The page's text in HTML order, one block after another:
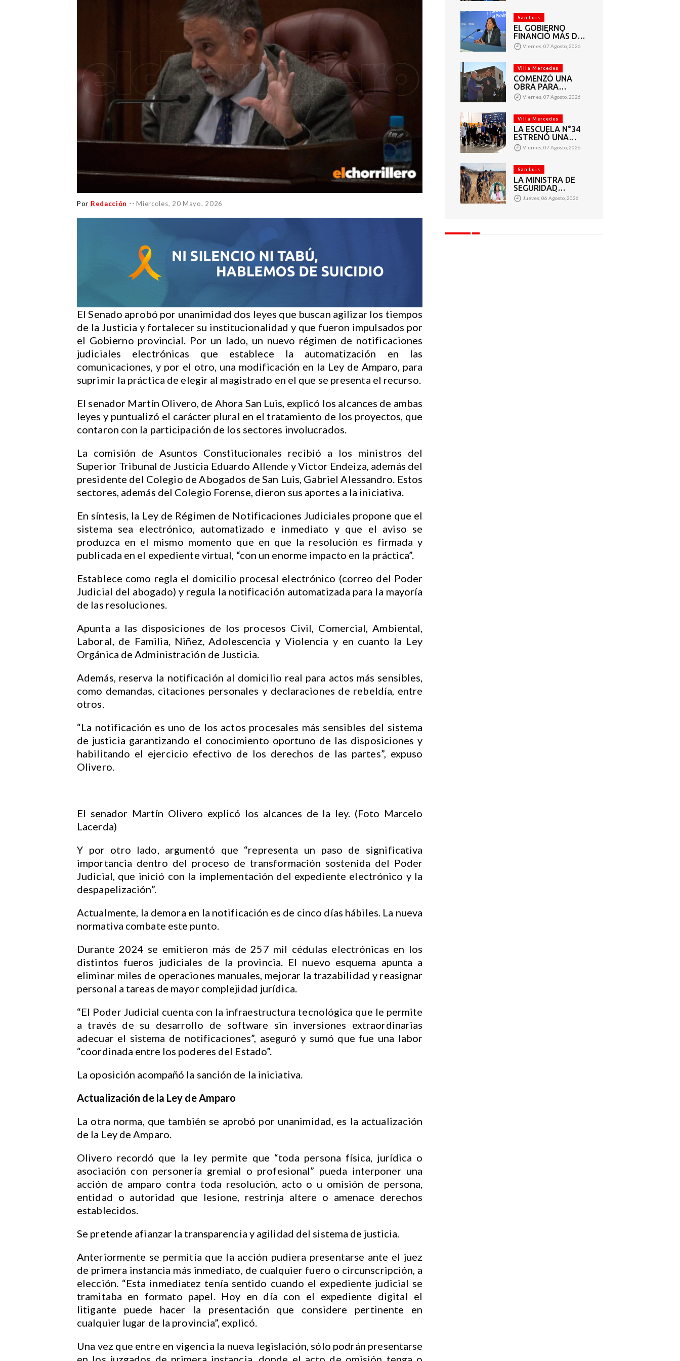
Por Redacción -- Miercoles, 20 Mayo, 2026
El Senado aprobó por unanimidad dos leyes que buscan agilizar los tiempos
de la Justicia y fortalecer su institucionalidad y que fueron impulsados por
el Gobierno provincial. Por un lado, un nuevo régimen de notificaciones
judiciales electrónicas que establece la automatización en las
comunicaciones, y por el otro, una modificación en la Ley de Amparo, para
suprimir la práctica de elegir al magistrado en el que se presenta el recurso.
El senador Martín Olivero, de Ahora San Luis, explicó los alcances de ambas
leyes y puntualizó el carácter plural en el tratamiento de los proyectos, que
contaron con la participación de los sectores involucrados.
La comisión de Asuntos Constitucionales recibió a los ministros del
Superior Tribunal de Justicia Eduardo Allende y Victor Endeiza, además del
presidente del Colegio de Abogados de San Luis, Gabriel Alessandro. Estos
sectores, además del Colegio Forense, dieron sus aportes a la iniciativa.
En síntesis, la Ley de Régimen de Notificaciones Judiciales propone que el
sistema sea electrónico, automatizado e inmediato y que el aviso se
produzca en el mismo momento que en que la resolución es firmada y
publicada en el expediente virtual, “con un enorme impacto en la práctica”.
Establece como regla el domicilio procesal electrónico (correo del Poder
Judicial del abogado) y regula la notificación automatizada para la mayoría
de las resoluciones.
Apunta a las disposiciones de los procesos Civil, Comercial, Ambiental,
Laboral, de Familia, Niñez, Adolescencia y Violencia y en cuanto la Ley
Orgánica de Administración de Justicia.
Además, reserva la notificación al domicilio real para actos más sensibles,
como demandas, citaciones personales y declaraciones de rebeldía, entre
otros.
“La notificación es uno de los actos procesales más sensibles del sistema
de justicia garantizando el conocimiento oportuno de las disposiciones y
habilitando el ejercicio efectivo de los derechos de las partes”, expuso
Olivero.
El senador Martín Olivero explicó los alcances de la ley. (Foto Marcelo
Lacerda)
Y por otro lado, argumentó que “representa un paso de significativa
importancia dentro del proceso de transformación sostenida del Poder
Judicial, que inició con la implementación del expediente electrónico y la
despapelización”.
Actualmente, la demora en la notificación es de cinco días hábiles. La nueva
normativa combate este punto.
Durante 2024 se emitieron más de 257 mil cédulas electrónicas en los
distintos fueros judiciales de la provincia. El nuevo esquema apunta a
eliminar miles de operaciones manuales, mejorar la trazabilidad y reasignar
personal a tareas de mayor complejidad jurídica.
“El Poder Judicial cuenta con la infraestructura tecnológica que le permite
a través de su desarrollo de software sin inversiones extraordinarias
adecuar el sistema de notificaciones”, aseguró y sumó que fue una labor
“coordinada entre los poderes del Estado”.
La oposición acompañó la sanción de la iniciativa.
Actualización de la Ley de Amparo
La otra norma, que también se aprobó por unanimidad, es la actualización
de la Ley de Amparo.
Olivero recordó que la ley permite que “toda persona física, jurídica o
asociación con personería gremial o profesional” pueda interponer una
acción de amparo contra toda resolución, acto o u omisión de persona,
entidad o autoridad que lesione, restrinja altere o amenace derechos
establecidos.
Se pretende afianzar la transparencia y agilidad del sistema de justicia.
Anteriormente se permitía que la acción pudiera presentarse ante el juez
de primera instancia más inmediato, de cualquier fuero o circunscripción, a
elección. “Esta inmediatez tenía sentido cuando el expediente judicial se
tramitaba en formato papel. Hoy en día con el expediente digital el
litigante puede hacer la presentación que considere pertinente en
cualquier lugar de la provincia”, explicó.
Una vez que entre en vigencia la nueva legislación, sólo podrán presentarse
San Luis
EL GOBIERNO
FINANCIÓ MÁS DE
1.440 PROYECTOS
SOCIALES A 2.200
TODA LA
PROVINCIA
Viernes, 07 Agosto, 2026
Villa Mercedes
COMENZÓ UNA
OBRA PARA
AMPLIAR LAS
REDES DE AGUA
CLOACAS EN VILLA
MERCEDES
Viernes, 07 Agosto, 2026
Villa Mercedes
LA ESCUELA N°34
ESTRENÓ UNA
SALA DE 3 AÑOS Y
LAS OBRAS QUE
COMPLETAR EL
CICLO
SECUNDARIO
Viernes, 07 Agosto, 2026
San Luis
LA MINISTRA DE
SEGURIDAD
AGRADECIÓ EL
TRABAJO DE MÁS
LA BÚSQUEDA DE
Jueves, 06 Agosto, 2026